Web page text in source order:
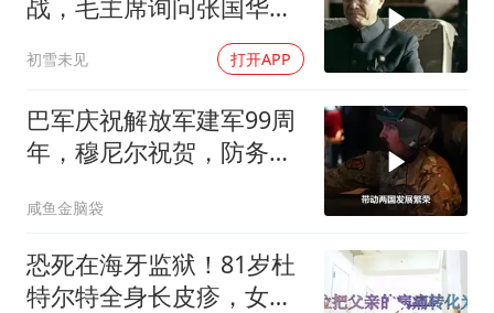
战，毛主席询问张国华能
初雪未见 打开APP
巴军庆祝解放军建军99周
年，穆尼尔祝贺，防务合
咸鱼金脑袋
恐死在海牙监狱！81岁杜
特尔特全身长皮疹，女儿